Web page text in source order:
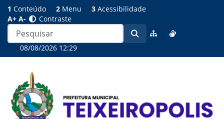
1 Conteúdo 2 Menu 3 Acessibilidade
A+ A- Contraste
08/08/2026 12:29